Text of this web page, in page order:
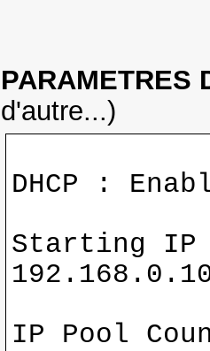
PARAMETRES
d'autre...)
DHCP :
Starting IP
IP Pool